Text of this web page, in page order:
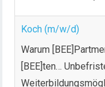
Koch (m/w/d)
Warum
[BEE]ten…